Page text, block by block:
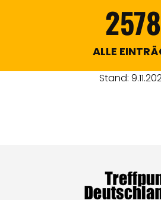
2578
ALLE
Stand: